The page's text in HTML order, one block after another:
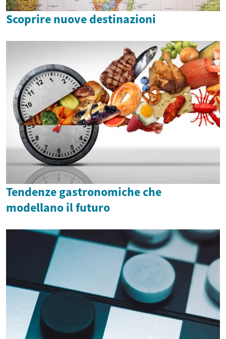
Scoprire nuove destinazioni
Tendenze gastronomiche che
modellano il futuro